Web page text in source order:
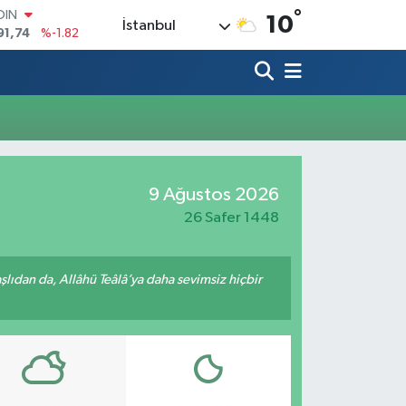
%-1.82
%0.18
İstanbul 10°
9 Ağustos 2026
26 Safer 1448
da, Allâhü Teâlâ’ya daha sevimsiz hiçbir